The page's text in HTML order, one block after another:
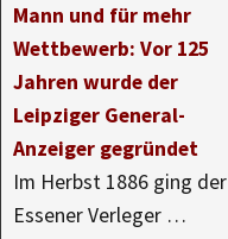
Mann und für mehr
Wettbewerb: Vor 125
Jahren wurde der
Leipziger General-
Anzeiger gegründet
Im Herbst 1886 ging der
Essener Verleger …